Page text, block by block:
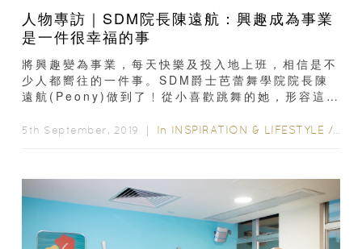
人物專訪｜SDM院長陳遠航：興趣成為事業
是一件很幸福的事
將興趣變為事業，每天快樂及投入地上班，相信是不
少人都嚮往的一件事。SDM爵士芭蕾舞學院院長陳
遠航(Peony)做到了﹗從小喜歡跳舞的她，形容這是
5th September, 2019 ｜ In INSPIRATION & LIFESTYLE /